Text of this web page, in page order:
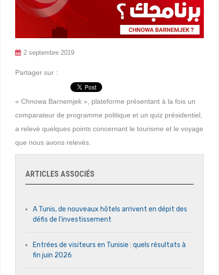
2 septembre 2019
Partager sur :
« Chnowa Barnemjek », plateforme présentant à la fois un
comparateur de programme politique et un quiz présidentiel,
a relevé quelques points concernant le tourisme et le voyage
que nous avons relevés.
ARTICLES ASSOCIÉS
A Tunis, de nouveaux hôtels arrivent en dépit des
défis de l’investissement
Entrées de visiteurs en Tunisie : quels résultats à
fin juin 2026